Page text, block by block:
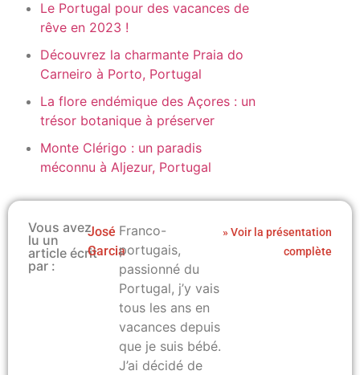
Le Portugal pour des vacances de
rêve en 2023 !
Découvrez la charmante Praia do
Carneiro à Porto, Portugal
La flore endémique des Açores : un
trésor botanique à préserver
Monte Clérigo : un paradis
méconnu à Aljezur, Portugal
Vous avez
lu un
article écrit
par :
José
Garcia
Franco-
portugais,
passionné du
Portugal, j’y vais
tous les ans en
vacances depuis
que je suis bébé.
J’ai décidé de
» Voir la présentation
complète